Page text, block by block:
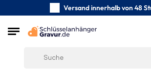
Versand innerhalb von 48